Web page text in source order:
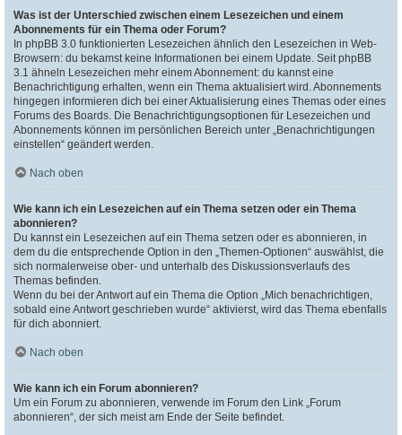
Was ist der Unterschied zwischen einem Lesezeichen und einem
Abonnements für ein Thema oder Forum?
In phpBB 3.0 funktionierten Lesezeichen ähnlich den Lesezeichen in Web-
Browsern: du bekamst keine Informationen bei einem Update. Seit phpBB
3.1 ähneln Lesezeichen mehr einem Abonnement: du kannst eine
Benachrichtigung erhalten, wenn ein Thema aktualisiert wird. Abonnements
hingegen informieren dich bei einer Aktualisierung eines Themas oder eines
Forums des Boards. Die Benachrichtigungsoptionen für Lesezeichen und
Abonnements können im persönlichen Bereich unter „Benachrichtigungen
einstellen“ geändert werden.
Nach oben
Wie kann ich ein Lesezeichen auf ein Thema setzen oder ein Thema
abonnieren?
Du kannst ein Lesezeichen auf ein Thema setzen oder es abonnieren, in
dem du die entsprechende Option in den „Themen-Optionen“ auswählst, die
sich normalerweise ober- und unterhalb des Diskussionsverlaufs des
Themas befinden.
Wenn du bei der Antwort auf ein Thema die Option „Mich benachrichtigen,
sobald eine Antwort geschrieben wurde“ aktivierst, wird das Thema ebenfalls
für dich abonniert.
Nach oben
Wie kann ich ein Forum abonnieren?
Um ein Forum zu abonnieren, verwende im Forum den Link „Forum
abonnieren“, der sich meist am Ende der Seite befindet.